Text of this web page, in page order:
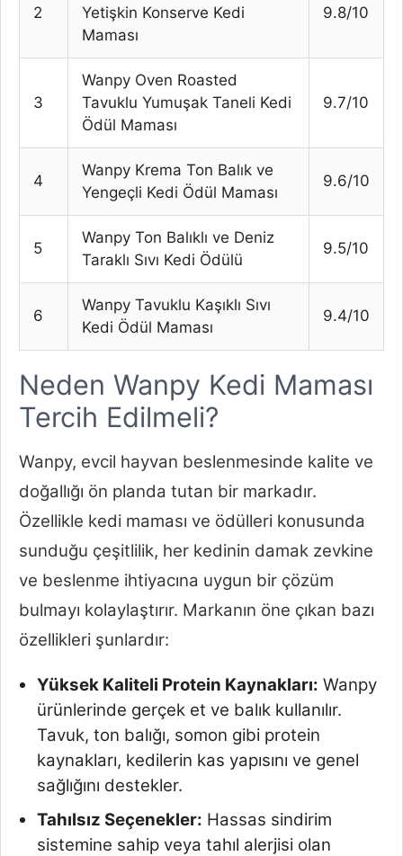
2
Yetişkin Konserve Kedi
Maması
9.8/10
3
Wanpy Oven Roasted
Tavuklu Yumuşak Taneli Kedi
Ödül Maması
9.7/10
4
Wanpy Krema Ton Balık ve
Yengeçli Kedi Ödül Maması
9.6/10
5
Wanpy Ton Balıklı ve Deniz
Taraklı Sıvı Kedi Ödülü
9.5/10
6
Wanpy Tavuklu Kaşıklı Sıvı
Kedi Ödül Maması
9.4/10
Neden Wanpy Kedi Maması
Tercih Edilmeli?
Wanpy, evcil hayvan beslenmesinde kalite ve
doğallığı ön planda tutan bir markadır.
Özellikle kedi maması ve ödülleri konusunda
sunduğu çeşitlilik, her kedinin damak zevkine
ve beslenme ihtiyacına uygun bir çözüm
bulmayı kolaylaştırır. Markanın öne çıkan bazı
özellikleri şunlardır:
Yüksek Kaliteli Protein Kaynakları: Wanpy
ürünlerinde gerçek et ve balık kullanılır.
Tavuk, ton balığı, somon gibi protein
kaynakları, kedilerin kas yapısını ve genel
sağlığını destekler.
Tahılsız Seçenekler: Hassas sindirim
sistemine sahip veya tahıl alerjisi olan